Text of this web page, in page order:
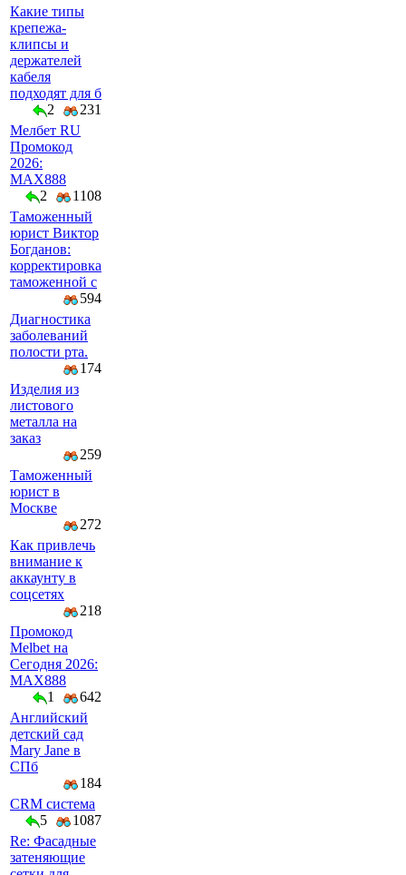
Какие типы
крепежа-
клипсы и
держателей
кабеля
подходят для б
2
231
Мелбет RU
Промокод
2026:
MAX888
2
1108
Таможенный
юрист Виктор
Богданов:
корректировка
таможенной с
594
Диагностика
заболеваний
полости рта.
174
Изделия из
листового
металла на
заказ
259
Таможенный
юрист в
Москве
272
Как привлечь
внимание к
аккаунту в
соцсетях
218
Промокод
Melbet на
Сегодня 2026:
MAX888
1
642
Английский
детский сад
Mary Jane в
СПб
184
CRM система
5
1087
Re: Фасадные
затеняющие